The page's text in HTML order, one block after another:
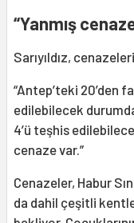
“Yanmış
Sarıyıldız,
“Antep’teki 20’den
edilebilecek
4’ü teşhis
cenaze var.”
Cenazeler, Habur
da dahil çeşitli